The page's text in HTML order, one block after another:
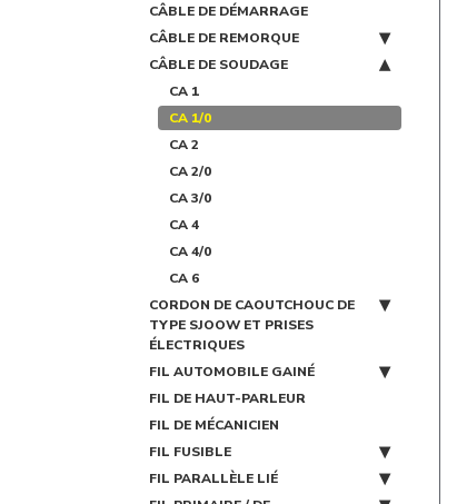
CÂBLE DE DÉMARRAGE
CÂBLE DE REMORQUE
CÂBLE DE SOUDAGE
CA 1
CA 1/0
CA 2
CA 2/0
CA 3/0
CA 4
CA 4/0
CA 6
CORDON DE CAOUTCHOUC DE
TYPE SJOOW ET PRISES
ÉLECTRIQUES
FIL AUTOMOBILE GAINÉ
FIL DE HAUT-PARLEUR
FIL DE MÉCANICIEN
FIL FUSIBLE
FIL PARALLÈLE LIÉ